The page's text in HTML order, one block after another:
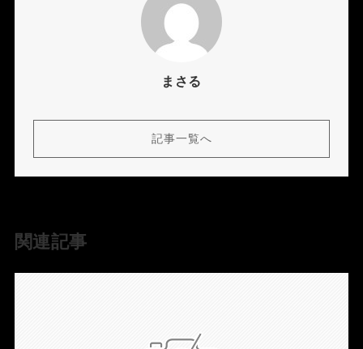
まさる
記事一覧へ
関連記事